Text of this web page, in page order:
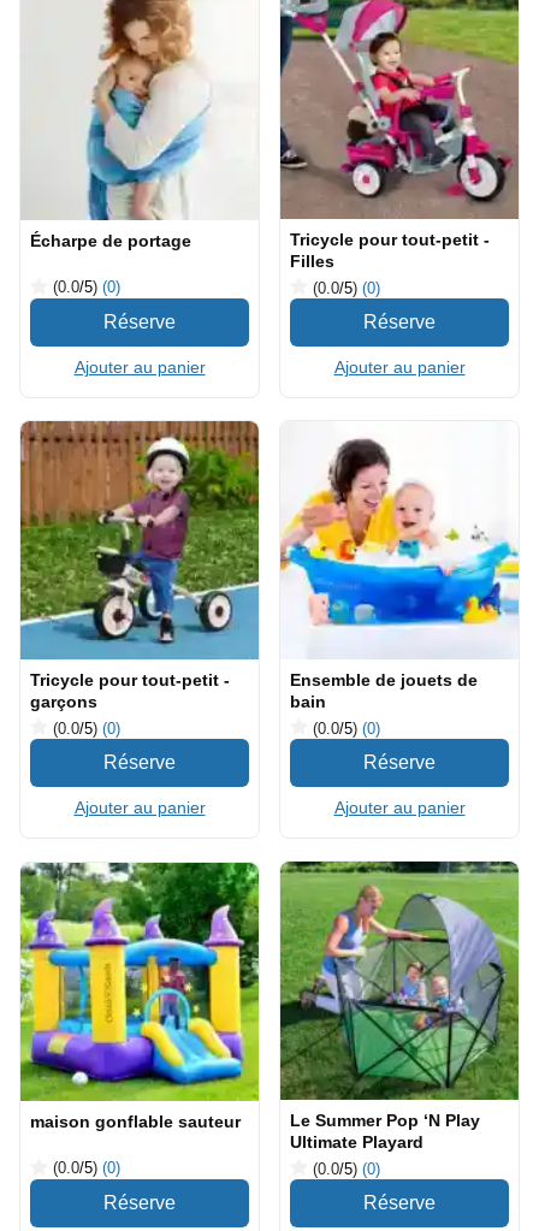
Écharpe de portage
(0.0/5) (0)
Ajouter au panier
Tricycle pour tout-petit -
Filles
(0.0/5) (0)
Ajouter au panier
Tricycle pour tout-petit -
garçons
(0.0/5) (0)
Ajouter au panier
Ensemble de jouets de
bain
(0.0/5) (0)
Ajouter au panier
maison gonflable sauteur
(0.0/5) (0)
Le Summer Pop ‘N Play
Ultimate Playard
(0.0/5) (0)